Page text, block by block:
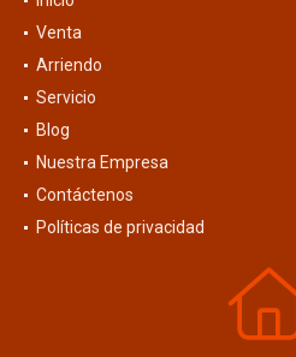
Inicio
Venta
Arriendo
Servicio
Blog
Nuestra Empresa
Contáctenos